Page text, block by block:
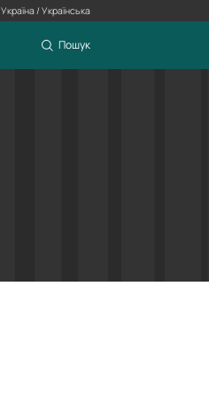
Україна / Українська
Пошук